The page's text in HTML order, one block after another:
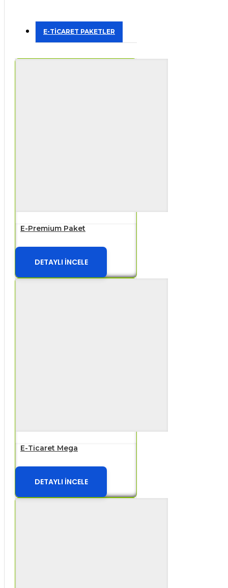
E-TİCARET PAKETLER
E-Premium Paket
DETAYLI İNCELE
E-Ticaret Mega
DETAYLI İNCELE